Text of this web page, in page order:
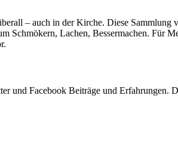
– auch in der Kirche. Diese Sammlung
Schmökern, Lachen, Bessermachen. Für
und Facebook Beiträge und Erfahrungen.